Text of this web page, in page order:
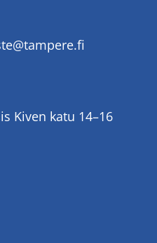
Kiven katu 14–16